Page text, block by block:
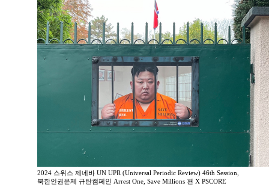
2024 스위스 제네바 UN UPR (Universal Periodic Review) 46th Session,
북한인권문제 규탄캠페인 Arrest One, Save Millions 편 X PSCORE